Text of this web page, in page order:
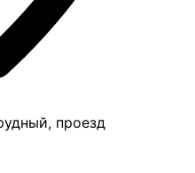
проезд